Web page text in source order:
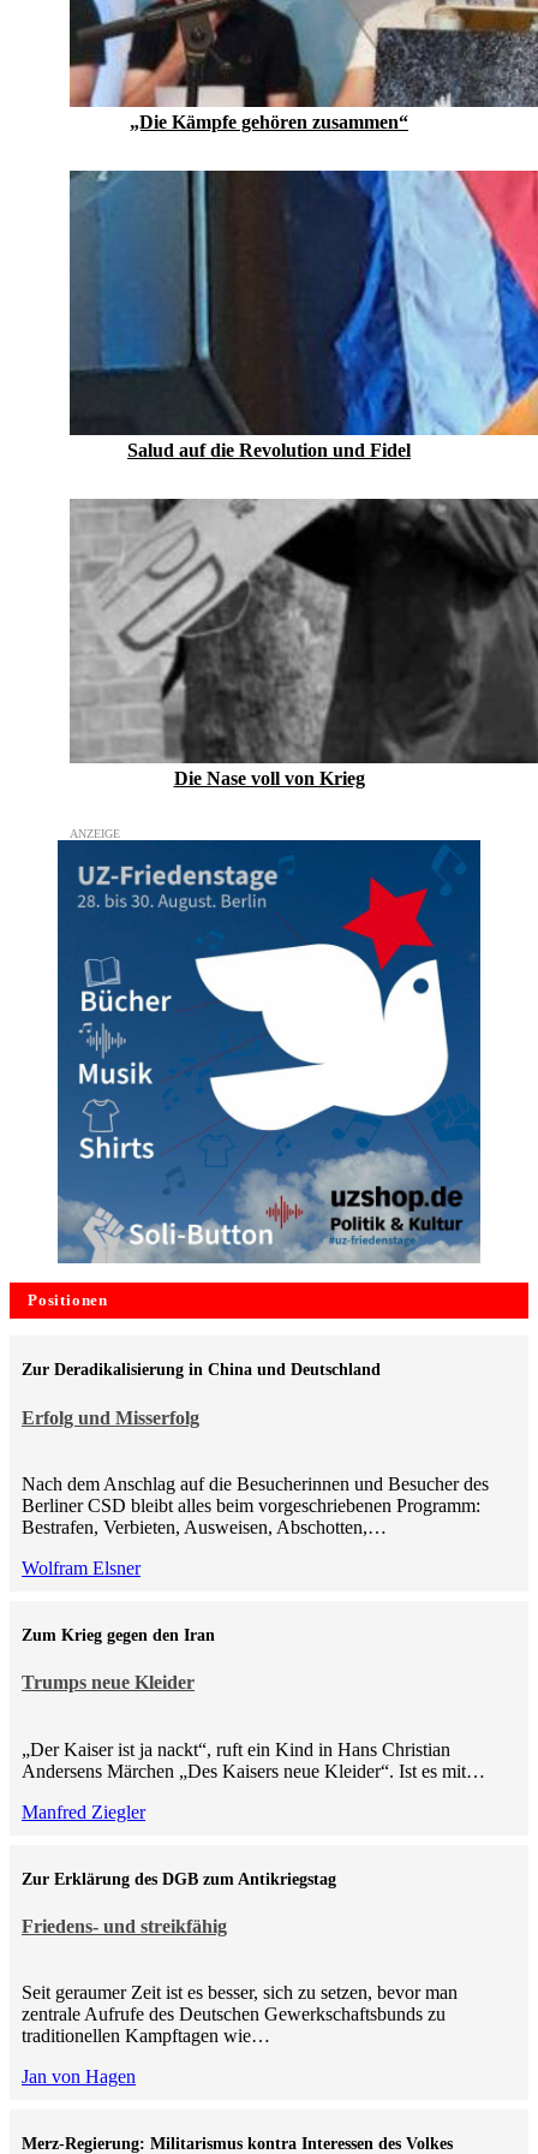
„Die Kämpfe gehören zusammen“
Salud auf die Revolution und Fidel
Die Nase voll von Krieg
Positionen
Erfolg und Misserfolg
Zur Deradikalisierung in China und Deutschland
Nach dem Anschlag auf die Besucherinnen und Besucher des
Berliner CSD bleibt alles beim vorgeschriebenen Programm:
Bestrafen, Verbieten, Ausweisen, Abschotten,…
Wolfram Elsner
Trumps neue Kleider
Zum Krieg gegen den Iran
„Der Kaiser ist ja nackt“, ruft ein Kind in Hans Christian
Andersens Märchen „Des Kaisers neue Kleider“. Ist es mit…
Manfred Ziegler
Friedens- und streikfähig
Zur Erklärung des DGB zum Antikriegstag
Seit geraumer Zeit ist es besser, sich zu setzen, bevor man
zentrale Aufrufe des Deutschen Gewerkschaftsbunds zu
traditionellen Kampftagen wie…
Jan von Hagen
Merz-Regierung: Militarismus kontra Inte­ressen des Volkes